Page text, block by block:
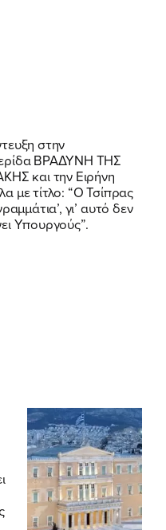
στην
ΒΡΑΔΥΝΗ ΤΗΣ
και την Ειρήνη
με τίτλο: “Ο Τσίπρας
γι’ αυτό δεν
Υπουργούς”.